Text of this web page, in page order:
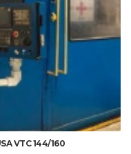
VTC 144/160